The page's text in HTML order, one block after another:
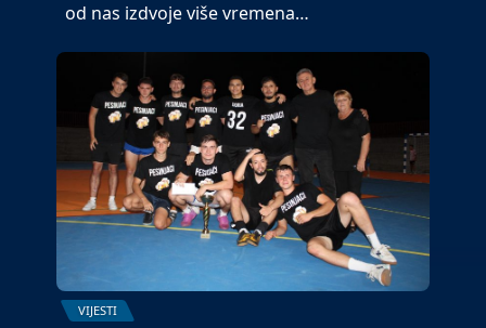
od nas izdvoje više vremena…
VIJESTI